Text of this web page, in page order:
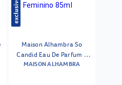
Maison Alhambra So
Candid Eau De Parfum -
Perfume Feminino 85ml
MAISON ALHAMBRA